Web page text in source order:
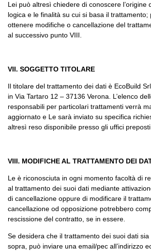
Lei può altresì chiedere di conoscere l’origine
logica e le finalità su cui si basa il trattamento;
ottenere modifiche o cancellazione del
al successivo punto VIII.
VII. SOGGETTO TITOLARE
Il titolare del trattamento dei dati è EcoBuild
in Via Tartaro 12 – 37136 Verona. L’elenco
responsabili per particolari trattamenti verrà
aggiornato e Le sarà inviato su specifica
altresì reso disponibile presso gli uffici
VIII. MODIFICHE AL TRATTAMENTO DEI
Le è riconosciuta in ogni momento facoltà di
al trattamento dei suoi dati mediante
di cancellazione oppure di modificare il
cancellazione od opposizione potrebbero
rescissione del contratto, se in essere.
Se desidera che il trattamento dei suoi dati
sopra, può inviare una email/pec all’indirizzo